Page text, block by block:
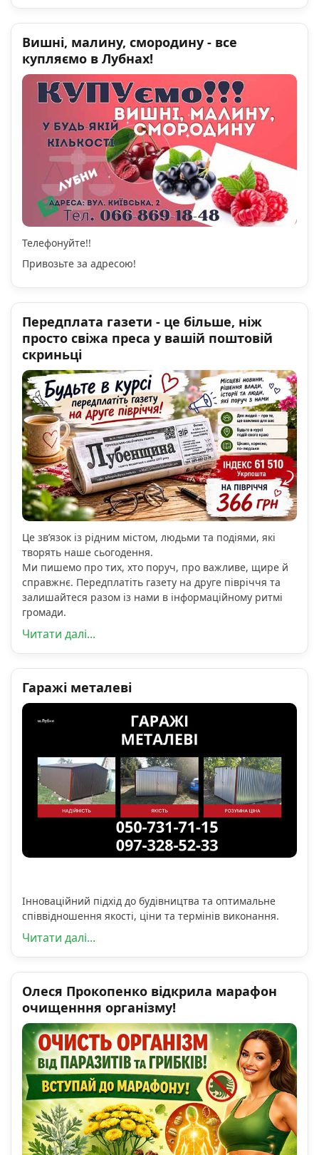
Вишні, малину, смородину - все
купляємо в Лубнах!
Телефонуйте!!
Привозьте за адресою!
Передплата газети - це більше, ніж
просто свіжа преса у вашій поштовій
скриньці
Це зв’язок із рідним містом, людьми та подіями, які
творять наше сьогодення.
Ми пишемо про тих, хто поруч, про важливе, щире й
справжнє. Передплатіть газету на друге півріччя та
залишайтеся разом із нами в інформаційному ритмі
громади.
Читати далі...
Гаражі металеві
Інноваційний підхід до будівництва та оптимальне
співвідношення якості, ціни та термінів виконання.
Читати далі...
Олеся Прокопенко відкрила марафон
очищенння організму!